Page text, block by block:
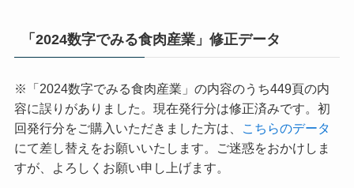
「2024数字でみる食肉産業」修正データ
※「2024数字でみる食肉産業」の内容のうち449頁の内
容に誤りがありました。現在発行分は修正済みです。初
回発行分をご購入いただきました方は、
こちらのデータ
にて差し替えをお願いいたします。ご迷惑をおかけしま
すが、よろしくお願い申し上げます。